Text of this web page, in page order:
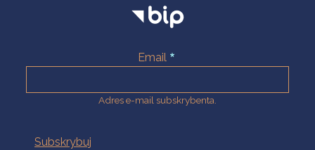
Email
Adres e-mail subskrybenta.